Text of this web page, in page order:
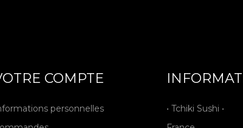
COMPTE
personnelles
• Tchiki Sushi •